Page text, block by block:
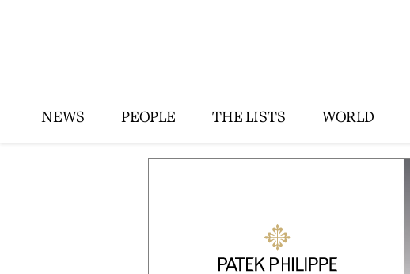
NEWS PEOPLE THE LISTS WORLD